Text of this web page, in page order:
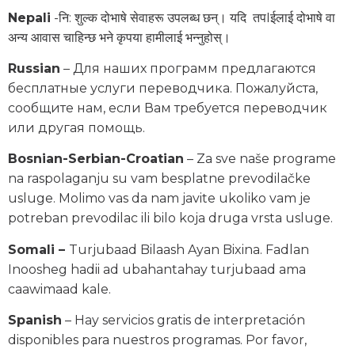
Nepali -नि: शुल्क दोभाषे सेवाहरू उपलब्ध छन्। यदि तपIईलाई दोभाषे वा
अन्य आवास चाहिन्छ भने कृपया हामीलाई भन्नुहोस्।
Russian – Для наших программ предлагаются
бесплатные услуги переводчика. Пожалуйста,
сообщите нам, если Вам требуется переводчик
или другая помощь.
Bosnian-Serbian-Croatian – Za sve naše programe
na raspolaganju su vam besplatne prevodilačke
usluge. Molimo vas da nam javite ukoliko vam je
potreban prevodilac ili bilo koja druga vrsta usluge.
Somali – Turjubaad Bilaash Ayan Bixina. Fadlan
Inoosheg hadii ad ubahantahay turjubaad ama
caawimaad kale.
Spanish – Hay servicios gratis de interpretación
disponibles para nuestros programas. Por favor,